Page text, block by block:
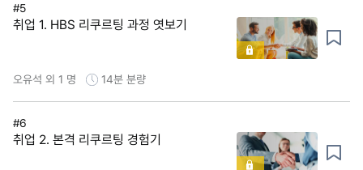
#5
취업 1. HBS 리쿠르팅 과정 엿보기
오유석 외 1 명 14분 분량
#6
취업 2. 본격 리쿠르팅 경험기